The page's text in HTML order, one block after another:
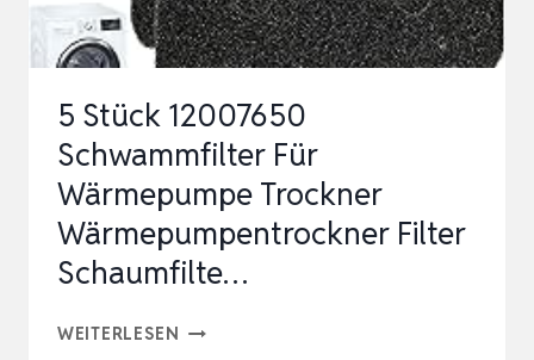
5 Stück 12007650
Schwammfilter Für
Wärmepumpe Trockner
Wärmepumpentrockner Filter
Schaumfilte…
WEITERLESEN 5